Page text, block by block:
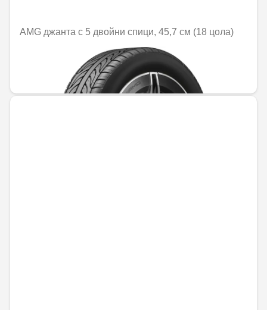
AMG джанта с 5 двойни спици, 45,7 см (18 цола)
Не е налично онлайн
1161,67 € / 2272,03 лв.